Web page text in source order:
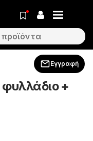
Εγγραφή
φυλλάδιο +